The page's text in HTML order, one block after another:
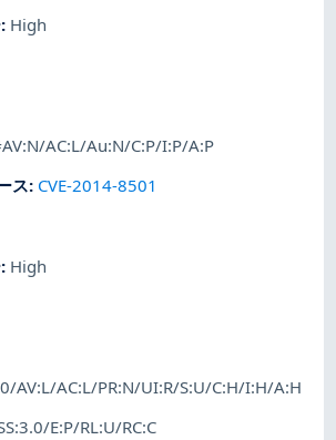
: High
AC:L/Au:N/C:P/I:P/A:P
ス: CVE-2014-8501
: High
AV:L/AC:L/PR:N/UI:R/S:U/C:H/I:H/A:H
E:P/RL:U/RC:C